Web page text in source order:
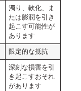
濁り、軟化、ま
たは膨潤を引き
起こす可能性が
あります
限定的な抵抗
深刻な損害を引
き起こすおそれ
があります